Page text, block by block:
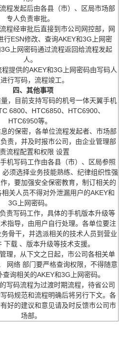
程发起后由各县（市）、区局市场部
专人负责审批。
程经审批后直接到市公司网控部，网
行ESN修改、查询AKEY和3G上网密
上网密码通过流程返回给流程发起
人。
提供的AKEY和3G上网密码由写码人
行写码，流程竣工。
四、其他事项
，目前支持写码的机号一体天翼手机
6800、HTC6850、HTC6900、
HTC6950等。
的保密，各单位流程发起者、市场部
责，并及时报市公司，由企业管理部
流程配置和权限 设置
机写码工作由各县（市）、区局参照
必须选择业务技能熟练、纪律组织性强
，要加强安全保密教育，制订相关的
关人员不得对外泄漏用户的AKEY和
3G上网密码。
责写码工作，具体的手机版本升级等
指导，由用户自行处理。各单位要注
骨干，并选派相关的技术人员到营业
下载 、版本升级等技术支援。
理，从下文之日起，市公司各相关单
网络 部门要严格查询权限，不得随意
查询相关的AKEY和3G上网密码。
写码流程为过渡时期流程，待省公司
码规范和流程明确后将另行下文。各
好的建议和意见请及时反馈市公司市
场部。